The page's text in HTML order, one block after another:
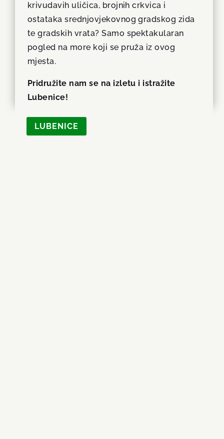
krivudavih uličica, brojnih crkvica i
ostataka srednjovjekovnog gradskog zida
te gradskih vrata? Samo spektakularan
pogled na more koji se pruža iz ovog
mjesta.
Pridružite nam se na izletu i istražite
Lubenice!
LUBENICE